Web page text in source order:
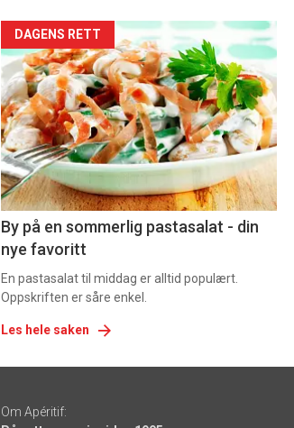
Forsiden
akkurat
nå
-
5
DAGENS RETT
By på en sommerlig pastasalat - din
nye favoritt
En pastasalat til middag er alltid populært.
Oppskriften er såre enkel.
Les hele saken
Om Apéritif: